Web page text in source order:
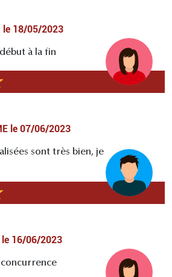
le 18/05/2023
à la fin
le 07/06/2023
sont très bien, je
le 16/06/2023